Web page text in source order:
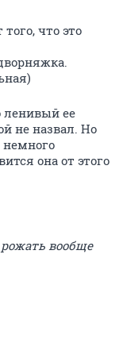
что это
ленивый ее
не назвал. Но
немного
она от этого
вообще